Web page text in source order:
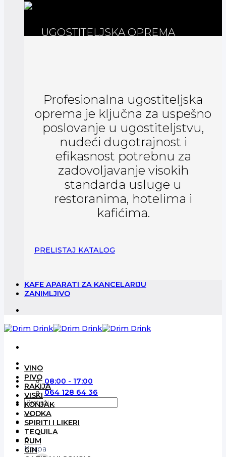
UGOSTITELJSKA OPREMA
Profesionalna ugostiteljska
oprema je ključna za uspešno
poslovanje u ugostiteljstvu,
nudeći dugotrajnost i
efikasnost potrebnu za
zadovoljavanje visokih
standarda usluge u
restoranima, hotelima i
kafićima.
PRELISTAJ KATALOG
KAFE APARATI ZA KANCELARIJU
ZANIMLJIVO
08:00 - 17:00
064 128 64 36
Pretraga
za:
0
Korpa
VINO
PIVO
RAKIJA
VISKI
KONJAK
VODKA
SPIRITI I LIKERI
TEQUILA
RUM
GIN